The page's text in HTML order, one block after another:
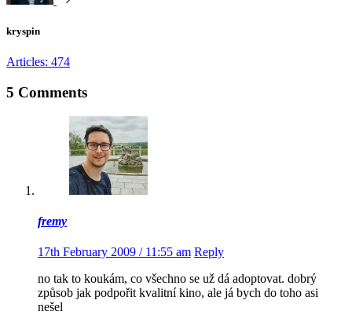
kryspin
Articles: 474
5 Comments
fremy
17th February 2009 / 11:55 am Reply
no tak to koukám, co všechno se už dá adoptovat. dobrý
způsob jak podpořit kvalitní kino, ale já bych do toho asi
nešel